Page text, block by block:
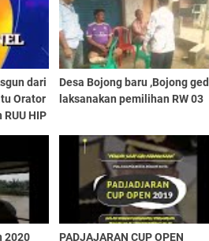
dari
Orator
HIP
Desa Bojong baru ,Bojong
laksanakan pemilihan RW 03
2020
PADJAJARAN CUP OPEN